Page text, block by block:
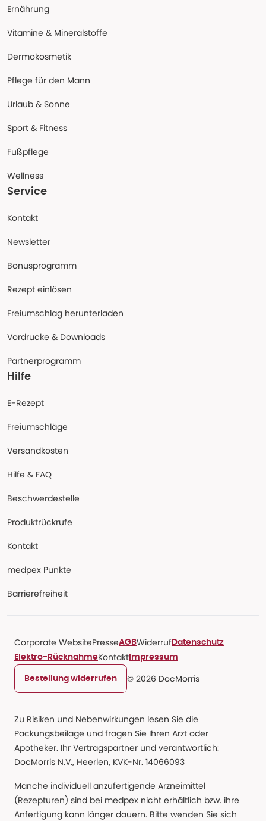
Ernährung
Vitamine & Mineralstoffe
Dermokosmetik
Pflege für den Mann
Urlaub & Sonne
Sport & Fitness
Fußpflege
Wellness
Service
Kontakt
Newsletter
Bonusprogramm
Rezept einlösen
Freiumschlag herunterladen
Vordrucke & Downloads
Partnerprogramm
Hilfe
E-Rezept
Freiumschläge
Versandkosten
Hilfe & FAQ
Beschwerdestelle
Produktrückrufe
Kontakt
medpex Punkte
Barrierefreiheit
Corporate WebsitePresseAGBWiderruf Datenschutz
Elektro-RücknahmeKontakt Impressum
Bestellung widerrufen © 2026 DocMorris
Zu Risiken und Nebenwirkungen lesen Sie die
Packungsbeilage und fragen Sie Ihren Arzt oder
Apotheker. Ihr Vertragspartner und verantwortlich:
DocMorris N.V., Heerlen, KVK-Nr. 14066093
Manche individuell anzufertigende Arzneimittel
(Rezepturen) sind bei medpex nicht erhältlich bzw. ihre
Anfertigung kann länger dauern. Bitte wenden Sie sich